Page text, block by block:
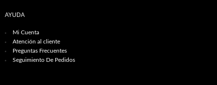
AYUDA
Mi Cuenta
Atención al cliente
Preguntas Frecuentes
Seguimiento De Pedidos